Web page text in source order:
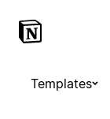
Templates